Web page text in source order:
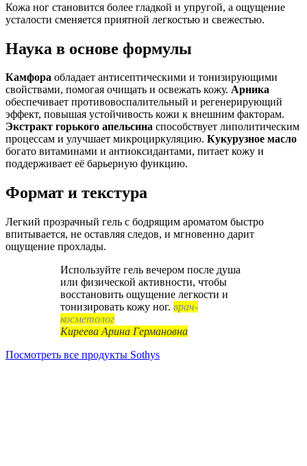
Кожа ног становится более гладкой и упругой, а ощущение
усталости сменяется приятной легкостью и свежестью.
Наука в основе формулы
Камфора обладает антисептическими и тонизирующими
свойствами, помогая очищать и освежать кожу. Арника
обеспечивает противовоспалительный и регенерирующий
эффект, повышая устойчивость кожи к внешним факторам.
Экстракт горького апельсина способствует липолитическим
процессам и улучшает микроциркуляцию. Кукурузное масло
богато витаминами и антиоксидантами, питает кожу и
поддерживает её барьерную функцию.
Формат и текстура
Легкий прозрачный гель с бодрящим ароматом быстро
впитывается, не оставляя следов, и мгновенно дарит
ощущение прохлады.
Используйте гель вечером после душа
или физической активности, чтобы
восстановить ощущение легкости и
тонизировать кожу ног. врач-
косметолог
Киреева Арина Германовна
Посмотреть все продукты Sothys